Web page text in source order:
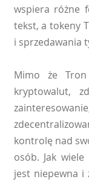
wspiera różne
tekst, a tokeny
i sprzedawania
Mimo że
kryptowalut,
kontrolę nad
osób. Jak
jest niepewna i